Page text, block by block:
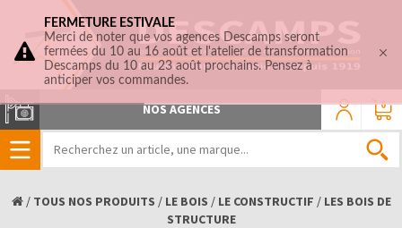
0
NOS AGENCES
/ TOUS NOS PRODUITS / LE BOIS / LE CONSTRUCTIF / LES BOIS DE
STRUCTURE
FERMETURE ESTIVALE
Merci de noter que vos agences Descamps seront
fermées du 10 au 16 août et l'atelier de transformation
Descamps du 10 au 23 août prochains. Pensez à
anticiper vos commandes.